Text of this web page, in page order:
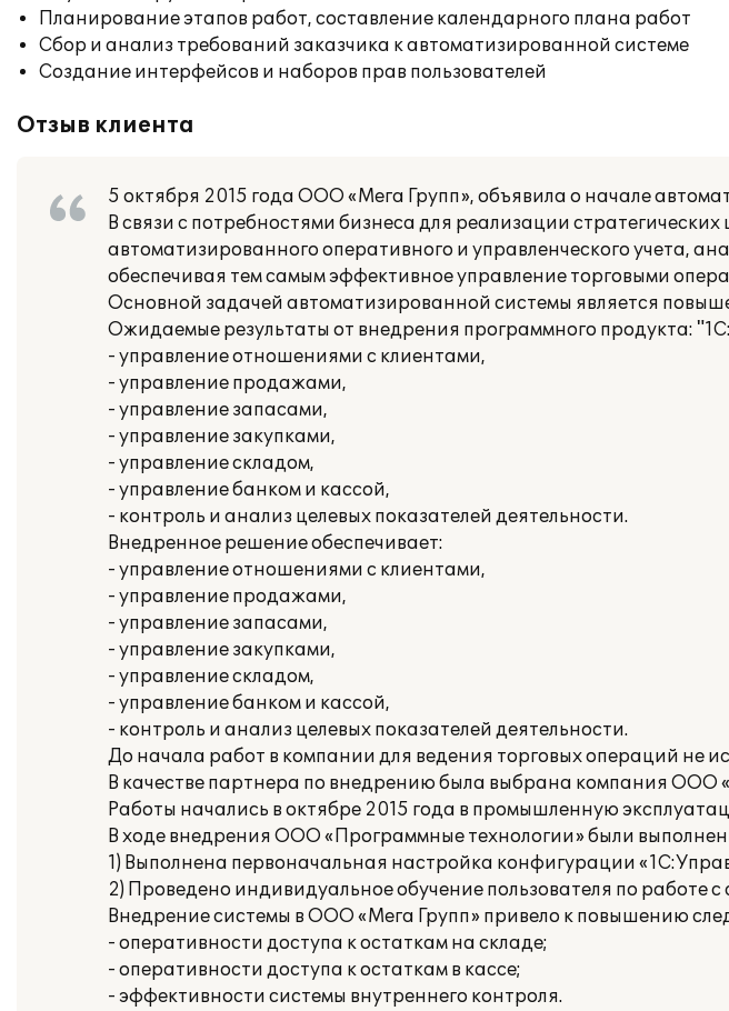
Планирование этапов работ, составление календарного плана работ
Сбор и анализ требований заказчика к автоматизированной системе
Создание интерфейсов и наборов прав пользователей
Отзыв клиента
5 октября 2015 года ООО «Мега Групп», объявила о начале
В связи с потребностями бизнеса для реализации
автоматизированного оперативного и управленческого учета,
обеспечивая тем самым эффективное управление торговыми
Основной задачей автоматизированной системы является
Ожидаемые результаты от внедрения программного продукта:
- управление отношениями с клиентами,
- управление продажами,
- управление запасами,
- управление закупками,
- управление складом,
- управление банком и кассой,
- контроль и анализ целевых показателей деятельности.
Внедренное решение обеспечивает:
- управление отношениями с клиентами,
- управление продажами,
- управление запасами,
- управление закупками,
- управление складом,
- управление банком и кассой,
- контроль и анализ целевых показателей деятельности.
До начала работ в компании для ведения торговых операций не
В качестве партнера по внедрению была выбрана компания ООО
Работы начались в октябре 2015 года в промышленную
В ходе внедрения ООО «Программные технологии» были
1) Выполнена первоначальная настройка конфигурации
2) Проведено индивидуальное обучение пользователя по работе с
Внедрение системы в ООО «Мега Групп» привело к повышению
- оперативности доступа к остаткам на складе;
- оперативности доступа к остаткам в кассе;
- эффективности системы внутреннего контроля.